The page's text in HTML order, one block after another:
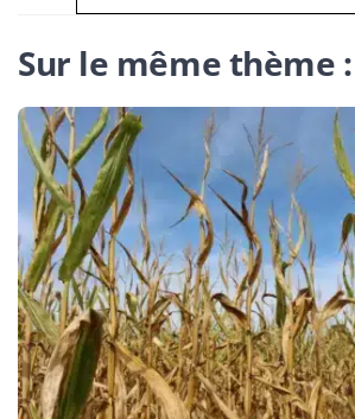
Sur le même thème :